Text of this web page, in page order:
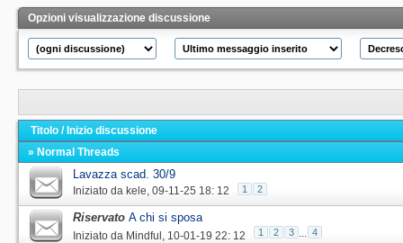
Opzioni visualizzazione discussione
Titolo /Inizio discussione
» Normal Threads
Lavazza scad. 30/9
Iniziato da kele‎, 09-11-25 18: 12 1 2
Riservato A chi si sposa
Iniziato da Mindful‎, 10-01-19 22: 12 1 2 3 ... 4